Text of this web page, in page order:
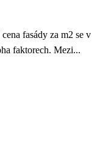
fasády za m2 se v
faktorech. Mezi...